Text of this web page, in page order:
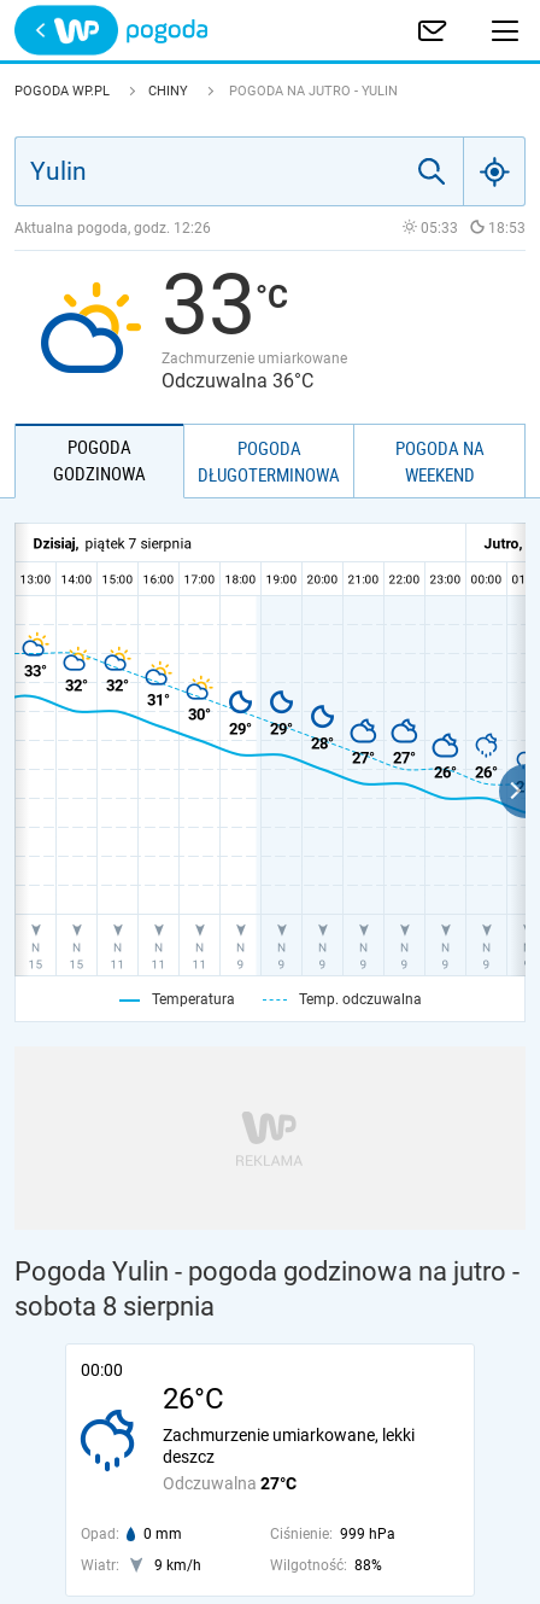
Trwa ładowanie
POLSKA
JAKOŚĆ POWIETRZA
POGODA WP.PL CHINY POGODA NA JUTRO - YULIN
Aktualna pogoda, godz. 12:26 05:33 18:53
33
Zachmurzenie umiarkowane
Odczuwalna 36°C
POGODA
GODZINOWA
POGODA
DŁUGOTERMINOWA
POGODA NA
WEEKEND
Temperatura Temp. odczuwalna
Pogoda Yulin - pogoda godzinowa na jutro -
sobota 8 sierpnia
00:00
26°C
Odczuwalna 27°C
Zachmurzenie umiarkowane, lekki
deszcz
Opad: 0 mm Ciśnienie: 999 hPa
Wiatr:
9 km/h Wilgotność: 88%